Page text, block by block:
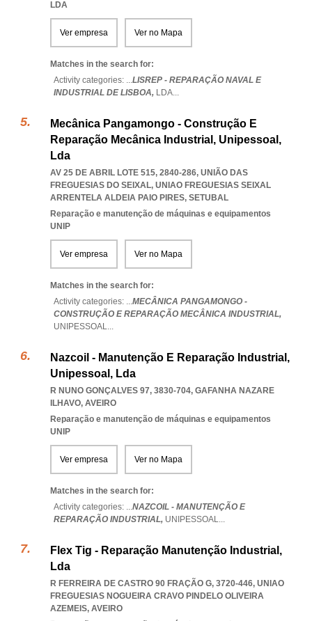
LDA
Ver empresa Ver no Mapa
Matches in the search for:
Activity categories: ...LISREP - REPARAÇÃO NAVAL E
INDUSTRIAL DE LISBOA, LDA...
Mecânica Pangamongo - Construção E
Reparação Mecânica Industrial, Unipessoal,
Lda
AV 25 DE ABRIL LOTE 515, 2840-286, UNIÃO DAS
FREGUESIAS DO SEIXAL, UNIAO FREGUESIAS SEIXAL
ARRENTELA ALDEIA PAIO PIRES, SETUBAL
Reparação e manutenção de máquinas e equipamentos
UNIP
Ver empresa Ver no Mapa
Matches in the search for:
Activity categories: ...MECÂNICA PANGAMONGO -
CONSTRUÇÃO E REPARAÇÃO MECÂNICA INDUSTRIAL,
UNIPESSOAL...
Nazcoil - Manutenção E Reparação Industrial,
Unipessoal, Lda
R NUNO GONÇALVES 97, 3830-704, GAFANHA NAZARE
ILHAVO, AVEIRO
Reparação e manutenção de máquinas e equipamentos
UNIP
Ver empresa Ver no Mapa
Matches in the search for:
Activity categories: ...NAZCOIL - MANUTENÇÃO E
REPARAÇÃO INDUSTRIAL, UNIPESSOAL...
Flex Tig - Reparação Manutenção Industrial,
Lda
R FERREIRA DE CASTRO 90 FRAÇÃO G, 3720-446, UNIAO
FREGUESIAS NOGUEIRA CRAVO PINDELO OLIVEIRA
AZEMEIS, AVEIRO